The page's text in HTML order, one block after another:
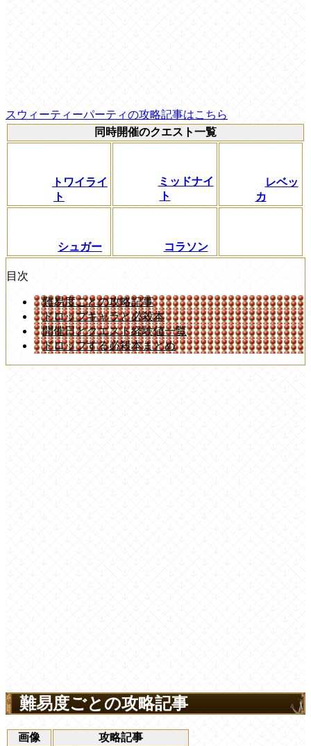
スウィーティーパーティの攻略記事はこちら
同時開催のクエスト一覧
トワイライ
ト
ミッドナイ
ト
レベッ
カ
シュガー コラソン
目次
難易度ごとの攻略記事
ドロップキャラと必殺本
開催日とクエスト経験値一覧
ドロップする必殺本まとめ
難易度ごとの攻略記事
画像 攻略記事